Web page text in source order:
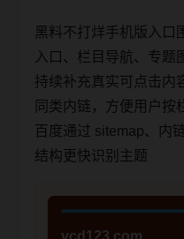
黑料不打烊手机版入口
入口、栏目导航、专题
持续补充真实可点击内
同类内链，方便用户按
百度通过 sitemap、内
结构更快识别主题